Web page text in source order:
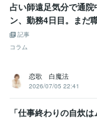
占い師遠足気分で通
ン、勤務4日目。まだ
記事
コラム
恋歌 白魔法
2026/07/05 22:41
「仕事終わりの自炊